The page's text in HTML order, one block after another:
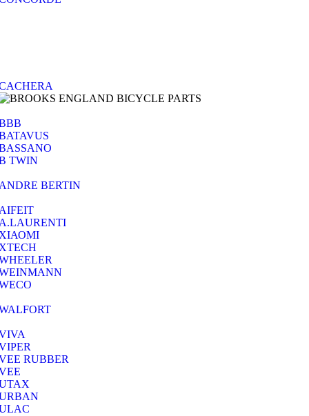
TWIN
BERTIN
RUBBER